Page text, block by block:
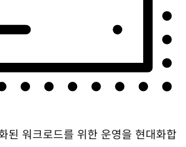
된 워크로드를 위한 운영을 현대화합